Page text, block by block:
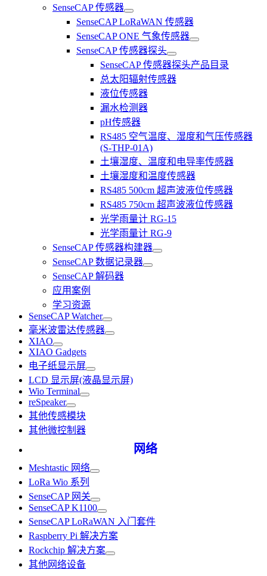
SenseCAP 传感器
SenseCAP LoRaWAN 传感器
SenseCAP ONE 气象传感器
SenseCAP 传感器探头
SenseCAP 传感器探头产品目录
总太阳辐射传感器
液位传感器
漏水检测器
pH传感器
RS485 空气温度、湿度和气压传感器
(S-THP-01A)
土壤湿度、温度和电导率传感器
土壤湿度和温度传感器
RS485 500cm 超声波液位传感器
RS485 750cm 超声波液位传感器
光学雨量计 RG-15
光学雨量计 RG-9
SenseCAP 传感器构建器
SenseCAP 数据记录器
SenseCAP 解码器
应用案例
学习资源
SenseCAP Watcher
毫米波雷达传感器
XIAO
XIAO Gadgets
电子纸显示屏
LCD 显示屏(液晶显示屏)
Wio Terminal
reSpeaker
其他传感模块
其他微控制器
网络
Meshtastic 网络
LoRa Wio 系列
SenseCAP 网关
SenseCAP K1100
SenseCAP LoRaWAN 入门套件
Raspberry Pi 解决方案
Rockchip 解决方案
其他网络设备